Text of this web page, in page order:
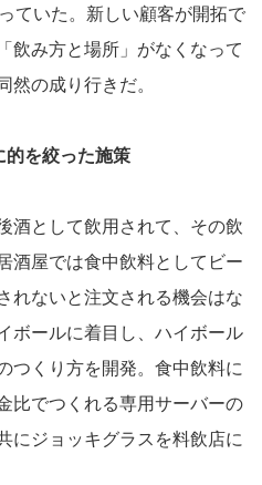
ていた。新しい顧客が開拓で
飲み方と場所」がなくなって
然の成り行きだ。
的を絞った施策
酒として飲用されて、その飲
酒屋では食中飲料としてビー
れないと注文される機会はな
ボールに着目し、ハイボール
つくり方を開発。食中飲料に
比でつくれる専用サーバーの
にジョッキグラスを料飲店に